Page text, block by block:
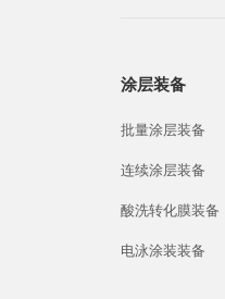
涂层装备
批量涂层装备
连续涂层装备
酸洗转化膜装备
电泳涂装装备